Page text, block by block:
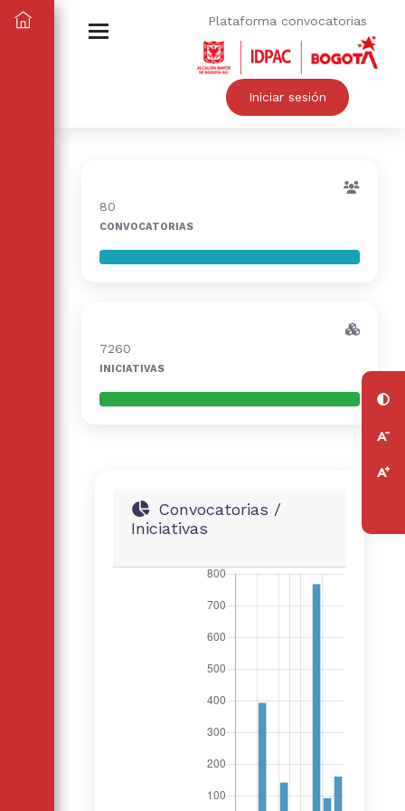
Plataforma convocatorias
Iniciar sesión
80
CONVOCATORIAS
7260
INICIATIVAS
Convocatorias /
Iniciativas